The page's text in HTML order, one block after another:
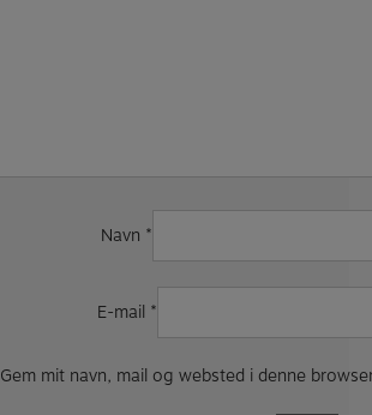
Navn *
E-mail *
Gem mit navn, mail og websted i denne